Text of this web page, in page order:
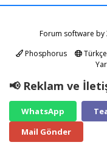
Forum software by
Phosphorus
📢 Reklam ve
WhatsApp
Mail Gönder